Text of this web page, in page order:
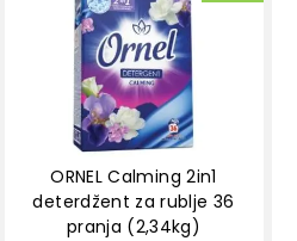
ORNEL Calming 2in1
deterdžent za rublje 36
pranja (2,34kg)